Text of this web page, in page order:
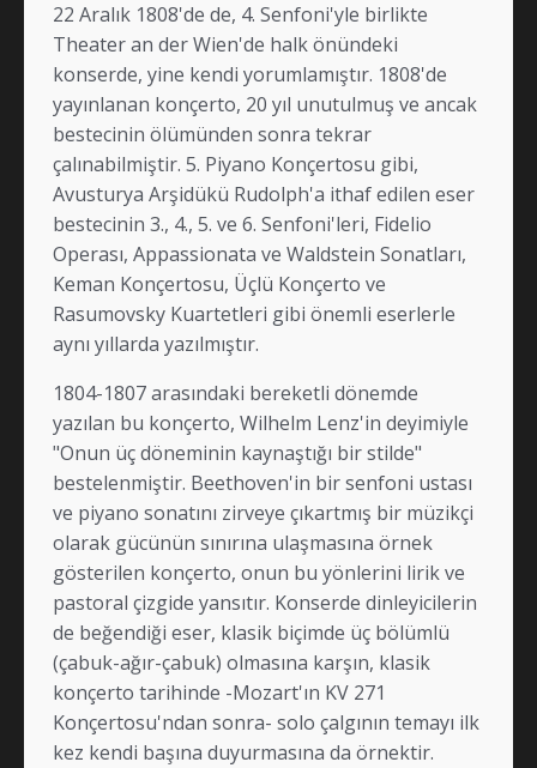
22 Aralık 1808'de de, 4. Senfoni'yle birlikte
Theater an der Wien'de halk önündeki
konserde, yine kendi yorumlamıştır. 1808'de
yayınlanan konçerto, 20 yıl unutulmuş ve ancak
bestecinin ölümünden sonra tekrar
çalınabilmiştir. 5. Piyano Konçertosu gibi,
Avusturya Arşidükü Rudolph'a ithaf edilen eser
bestecinin 3., 4., 5. ve 6. Senfoni'leri, Fidelio
Operası, Appassionata ve Waldstein Sonatları,
Keman Konçertosu, Üçlü Konçerto ve
Rasumovsky Kuartetleri gibi önemli eserlerle
aynı yıllarda yazılmıştır.
1804-1807 arasındaki bereketli dönemde
yazılan bu konçerto, Wilhelm Lenz'in deyimiyle
"Onun üç döneminin kaynaştığı bir stilde"
bestelenmiştir. Beethoven'in bir senfoni ustası
ve piyano sonatını zirveye çıkartmış bir müzikçi
olarak gücünün sınırına ulaşmasına örnek
gösterilen konçerto, onun bu yönlerini lirik ve
pastoral çizgide yansıtır. Konserde dinleyicilerin
de beğendiği eser, klasik biçimde üç bölümlü
(çabuk-ağır-çabuk) olmasına karşın, klasik
konçerto tarihinde -Mozart'ın KV 271
Konçertosu'ndan sonra- solo çalgının temayı ilk
kez kendi başına duyurmasına da örnektir.